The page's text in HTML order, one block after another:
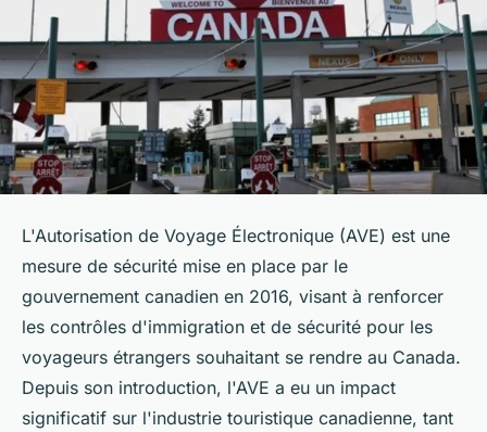
L'Autorisation de Voyage Électronique (AVE) est une
mesure de sécurité mise en place par le
gouvernement canadien en 2016, visant à renforcer
les contrôles d'immigration et de sécurité pour les
voyageurs étrangers souhaitant se rendre au Canada.
Depuis son introduction, l'AVE a eu un impact
significatif sur l'industrie touristique canadienne, tant